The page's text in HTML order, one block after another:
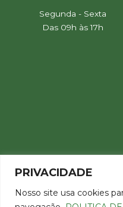
PRIVACIDADE
Nosso site usa cookies
Segunda - Sexta
Das 09h às 17h